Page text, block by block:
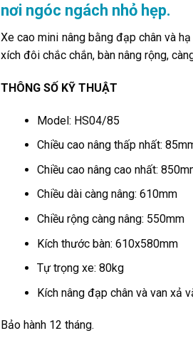
nơi ngóc ngách nhỏ hẹp.
Xe cao mini nâng bằng đạp chân và
xích đôi chắc chắn, bàn nâng rộng,
THÔNG SỐ KỸ THUẬT
Model: HS04/85
Chiều cao nâng thấp nhất:
Chiều cao nâng cao nhất:
Chiều dài càng nâng: 610mm
Chiều rộng càng nâng: 550mm
Kích thước bàn: 610x580mm
Tự trọng xe: 80kg
Kích nâng đạp chân và van xả
Bảo hành 12 tháng.